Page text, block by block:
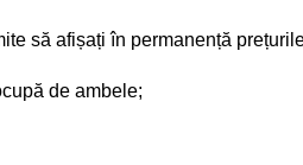
să afișați în permanență
de ambele;